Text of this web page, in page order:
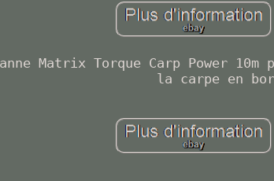
Matrix Torque Carp Power
la carpe en